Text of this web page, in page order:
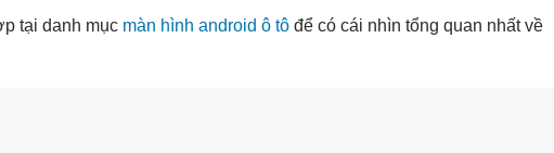
tại danh mục màn hình android ô tô để có cái nhìn tổng quan nhất về